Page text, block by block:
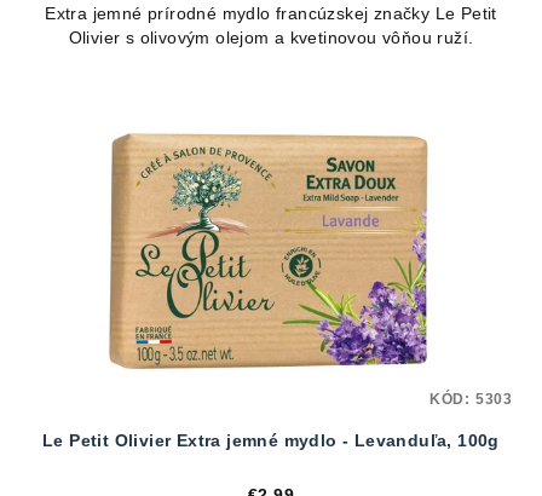
Extra jemné prírodné mydlo francúzskej značky Le Petit
Olivier s olivovým olejom a kvetinovou vôňou ruží.
Le Petit Olivier Extra jemné mydlo - Levanduľa, 100g
KÓD: 5303